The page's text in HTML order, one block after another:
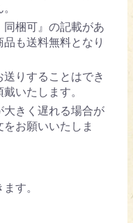
梱可』の記載があ
も送料無料となり
りすることはでき
いたします。
大きく遅れる場合が
お願いいたしま
す。